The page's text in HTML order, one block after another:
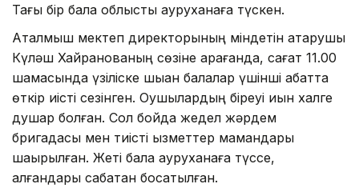
Тағы бір бала облыстық ауруханаға түскен.
Аталмыш мектеп директорының міндетін атқарушы
Күләш Хайранованың сөзіне қарағанда, сағат 11.00
шамасында үзіліске шыққан балалар үшінші қабатта
өткір иісті сезінген. Оқушылардың біреуі қиын халге
душар болған. Сол бойда жедел жәрдем
бригадасы мен тиісті қызметтер мамандары
шақырылған. Жеті бала ауруханаға түссе,
қалғандары сабақтан босатылған.